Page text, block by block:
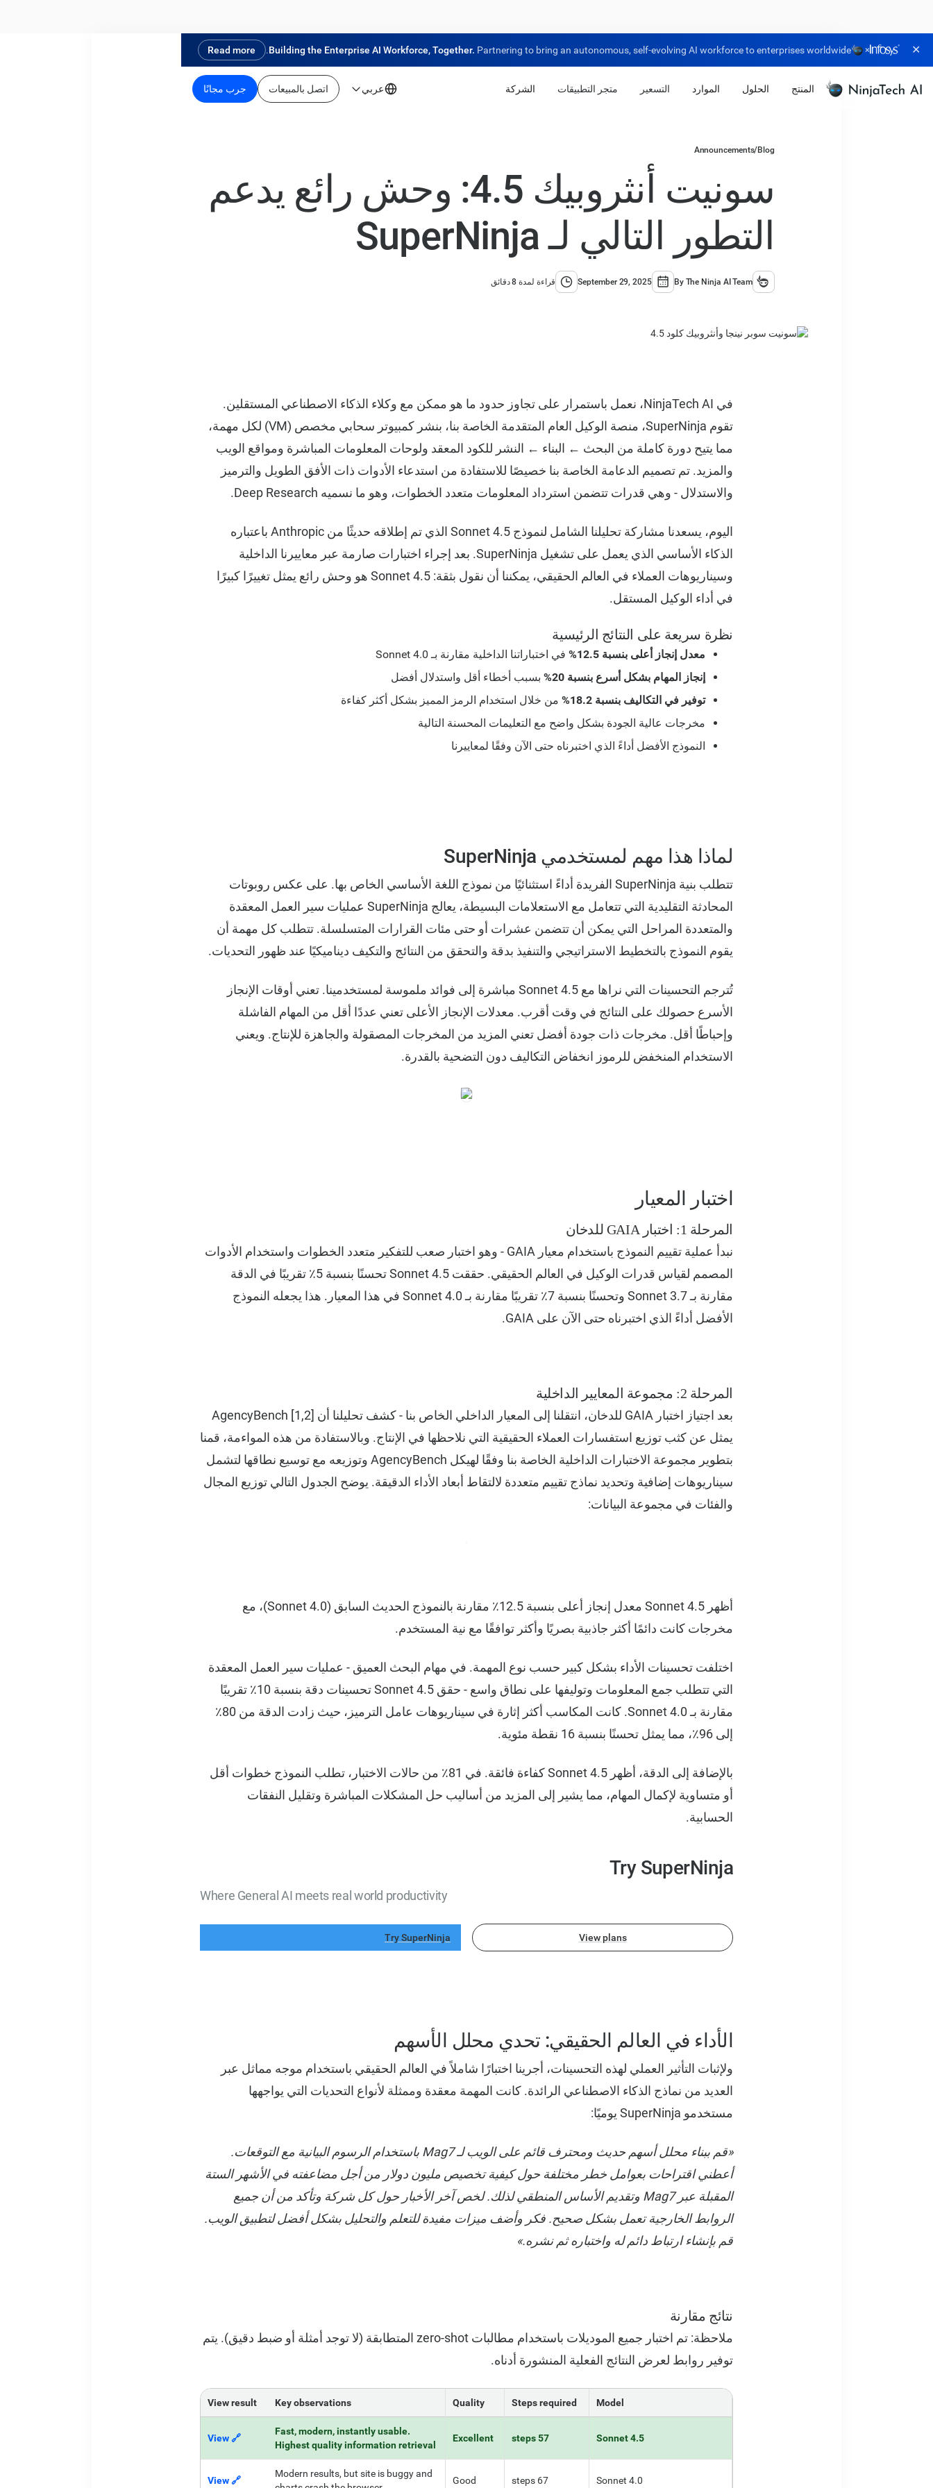
×
Building the Enterprise AI Workforce, Together. Partnering to bring an autonomous, self-evolving AI workforce to enterprises worldwide.
Read more ✕
المنتج الحلول الموارد التسعير متجر التطبيقات الشركة عربي اتصل بالمبيعات جرب مجانًا
Blog
/
Announcements
سونيت أنثروبيك 4.5: وحش رائع يدعم
التطور التالي لـ SuperNinja
By The Ninja AI Team
September 29, 2025 قراءة لمدة 8 دقائق
في NinjaTech AI، نعمل باستمرار على تجاوز حدود ما هو ممكن مع وكلاء الذكاء الاصطناعي المستقلين.
تقوم SuperNinja، منصة الوكيل العام المتقدمة الخاصة بنا، بنشر كمبيوتر سحابي مخصص (VM) لكل مهمة،
مما يتيح دورة كاملة من البحث ← البناء ← النشر للكود المعقد ولوحات المعلومات المباشرة ومواقع الويب
والمزيد. تم تصميم الدعامة الخاصة بنا خصيصًا للاستفادة من استدعاء الأدوات ذات الأفق الطويل والترميز
والاستدلال - وهي قدرات تتضمن استرداد المعلومات متعدد الخطوات، وهو ما نسميه Deep Research.
اليوم، يسعدنا مشاركة تحليلنا الشامل لنموذج Sonnet 4.5 الذي تم إطلاقه حديثًا من Anthropic باعتباره
الذكاء الأساسي الذي يعمل على تشغيل SuperNinja. بعد إجراء اختبارات صارمة عبر معاييرنا الداخلية
وسيناريوهات العملاء في العالم الحقيقي، يمكننا أن نقول بثقة: Sonnet 4.5 هو وحش رائع يمثل تغييرًا كبيرًا
في أداء الوكيل المستقل.
نظرة سريعة على النتائج الرئيسية
معدل إنجاز أعلى بنسبة 12.5%
في اختباراتنا الداخلية مقارنة بـ Sonnet 4.0
إنجاز المهام بشكل أسرع بنسبة 20%
بسبب أخطاء أقل واستدلال أفضل
توفير في التكاليف بنسبة 18.2%
من خلال استخدام الرمز المميز بشكل أكثر كفاءة
مخرجات عالية الجودة بشكل واضح مع التعليمات المحسنة التالية
النموذج الأفضل أداءً الذي اختبرناه حتى الآن وفقًا لمعاييرنا
لماذا هذا مهم لمستخدمي SuperNinja
تتطلب بنية SuperNinja الفريدة أداءً استثنائيًا من نموذج اللغة الأساسي الخاص بها. على عكس روبوتات
المحادثة التقليدية التي تتعامل مع الاستعلامات البسيطة، يعالج SuperNinja عمليات سير العمل المعقدة
والمتعددة المراحل التي يمكن أن تتضمن عشرات أو حتى مئات القرارات المتسلسلة. تتطلب كل مهمة أن
يقوم النموذج بالتخطيط الاستراتيجي والتنفيذ بدقة والتحقق من النتائج والتكيف ديناميكيًا عند ظهور التحديات.
تُترجم التحسينات التي نراها مع Sonnet 4.5 مباشرة إلى فوائد ملموسة لمستخدمينا. تعني أوقات الإنجاز
الأسرع حصولك على النتائج في وقت أقرب. معدلات الإنجاز الأعلى تعني عددًا أقل من المهام الفاشلة
وإحباطًا أقل. مخرجات ذات جودة أفضل تعني المزيد من المخرجات المصقولة والجاهزة للإنتاج. ويعني
الاستخدام المنخفض للرموز انخفاض التكاليف دون التضحية بالقدرة.
اختبار المعيار
المرحلة 1: اختبار GAIA للدخان
نبدأ عملية تقييم النموذج باستخدام معيار GAIA - وهو اختبار صعب للتفكير متعدد الخطوات واستخدام الأدوات
المصمم لقياس قدرات الوكيل في العالم الحقيقي. حققت Sonnet 4.5 تحسنًا بنسبة 5٪ تقريبًا في الدقة
مقارنة بـ Sonnet 3.7 وتحسنًا بنسبة 7٪ تقريبًا مقارنة بـ Sonnet 4.0 في هذا المعيار. هذا يجعله النموذج
الأفضل أداءً الذي اختبرناه حتى الآن على GAIA.
المرحلة 2: مجموعة المعايير الداخلية
بعد اجتياز اختبار GAIA للدخان، انتقلنا إلى المعيار الداخلي الخاص بنا - كشف تحليلنا أن AgencyBench [1,2]
يمثل عن كثب توزيع استفسارات العملاء الحقيقية التي نلاحظها في الإنتاج. وبالاستفادة من هذه المواءمة، قمنا
بتطوير مجموعة الاختبارات الداخلية الخاصة بنا وفقًا لهيكل AgencyBench وتوزيعه مع توسيع نطاقها لتشمل
سيناريوهات إضافية وتحديد نماذج تقييم متعددة لالتقاط أبعاد الأداء الدقيقة. يوضح الجدول التالي توزيع المجال
والفئات في مجموعة البيانات:
أظهر Sonnet 4.5 معدل إنجاز أعلى بنسبة 12.5٪ مقارنة بالنموذج الحديث السابق (Sonnet 4.0)، مع
مخرجات كانت دائمًا أكثر جاذبية بصريًا وأكثر توافقًا مع نية المستخدم.
اختلفت تحسينات الأداء بشكل كبير حسب نوع المهمة. في مهام البحث العميق - عمليات سير العمل المعقدة
التي تتطلب جمع المعلومات وتوليفها على نطاق واسع - حقق Sonnet 4.5 تحسينات دقة بنسبة 10٪ تقريبًا
مقارنة بـ Sonnet 4.0. كانت المكاسب أكثر إثارة في سيناريوهات عامل الترميز، حيث زادت الدقة من 80٪
إلى 96٪، مما يمثل تحسنًا بنسبة 16 نقطة مئوية.
بالإضافة إلى الدقة، أظهر Sonnet 4.5 كفاءة فائقة. في 81٪ من حالات الاختبار، تطلب النموذج خطوات أقل
أو متساوية لإكمال المهام، مما يشير إلى المزيد من أساليب حل المشكلات المباشرة وتقليل النفقات
الحسابية.
Try SuperNinja
Where General AI meets real world productivity
View plans
Try SuperNinja
الأداء في العالم الحقيقي: تحدي محلل الأسهم
ولإثبات التأثير العملي لهذه التحسينات، أجرينا اختبارًا شاملاً في العالم الحقيقي باستخدام موجه مماثل عبر
العديد من نماذج الذكاء الاصطناعي الرائدة. كانت المهمة معقدة وممثلة لأنواع التحديات التي يواجهها
مستخدمو SuperNinja يوميًا:
«قم ببناء محلل أسهم حديث ومحترف قائم على الويب لـ Mag7 باستخدام الرسوم البيانية مع التوقعات.
أعطني اقتراحات بعوامل خطر مختلفة حول كيفية تخصيص مليون دولار من أجل مضاعفته في الأشهر الستة
المقبلة عبر Mag7 وتقديم الأساس المنطقي لذلك. لخص آخر الأخبار حول كل شركة وتأكد من أن جميع
الروابط الخارجية تعمل بشكل صحيح. فكر وأضف ميزات مفيدة للتعلم والتحليل بشكل أفضل لتطبيق الويب.
قم بإنشاء ارتباط دائم له واختباره ثم نشره.»
نتائج مقارنة
ملاحظة: تم اختبار جميع الموديلات باستخدام مطالبات zero-shot المتطابقة (لا توجد أمثلة أو ضبط دقيق). يتم
توفير روابط لعرض النتائج الفعلية المنشورة أدناه.
Model
Steps required
Quality
Key observations
View result
Sonnet 4.5
57 steps
Excellent
Fast, modern, instantly usable.
Highest quality information retrieval
🔗 View
Sonnet 4.0
67 steps
Good
Modern results, but site is buggy and
🔗 View